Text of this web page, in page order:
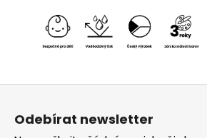
Z
Odebírat newsletter